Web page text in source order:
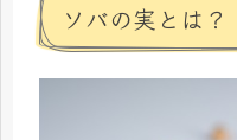
ソバの実とは？